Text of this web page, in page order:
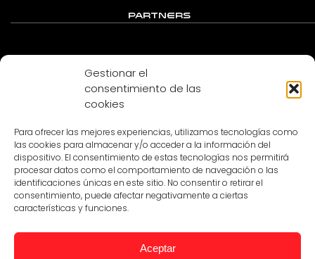
Gestionar el
consentimiento de las
cookies
Para ofrecer las mejores experiencias, utilizamos tecnologías como
las cookies para almacenar y/o acceder a la información del
dispositivo. El consentimiento de estas tecnologías nos permitirá
procesar datos como el comportamiento de navegación o las
identificaciones únicas en este sitio. No consentir o retirar el
consentimiento, puede afectar negativamente a ciertas
características y funciones.
Aceptar
PARTNERS
MEDIA PARTNER